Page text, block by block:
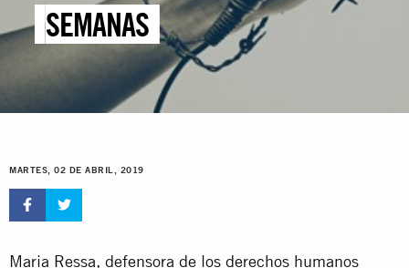
SEMANAS
MARTES, 02 DE ABRIL, 2019
Maria Ressa, defensora de los derechos humanos